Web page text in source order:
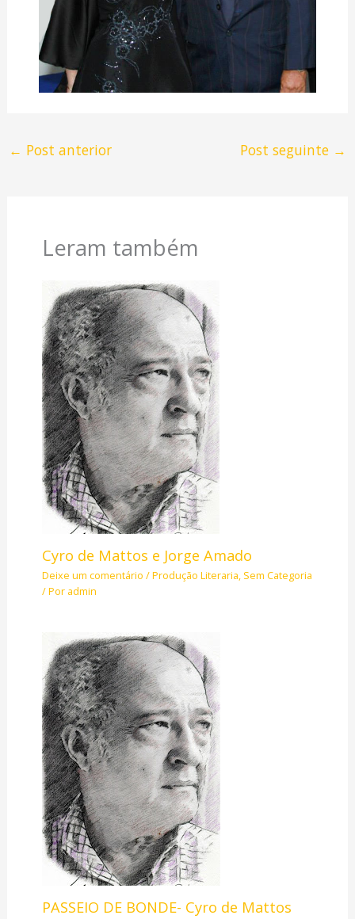
← Post anterior Post seguinte →
Leram também
Cyro de Mattos e Jorge Amado
Deixe um comentário /Produção Literaria, Sem Categoria
/ Por admin
PASSEIO DE BONDE- Cyro de Mattos